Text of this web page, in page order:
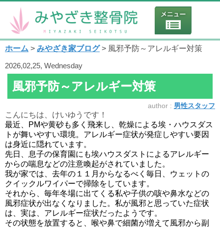
ホーム > みやざき家ブログ> 風邪予防～アレルギー対策
2026,02,25, Wednesday
風邪予防～アレルギー対策
author : 男性スタッフ
こんにちは、けいゆうです！
最近、PMや黄砂も多く飛来し、乾燥による埃・ハウスダス
トが舞いやすい環境。アレルギー症状が発症しやすい要因
は身近に隠れています。
先日、息子の保育園にも埃ハウスダストによるアレルギー
からの喘息などの注意喚起がされていました。
我が家では、去年の１１月からなるべく毎日、ウェットの
クイックルワイパーで掃除をしています。
それから、毎年冬場に出てくる私や子供の咳や鼻水などの
風邪症状が出なくなりました。私が風邪と思っていた症状
は、実は、アレルギー症状だったようです。
その状態を放置すると、喉や鼻で細菌が増えて風邪から副